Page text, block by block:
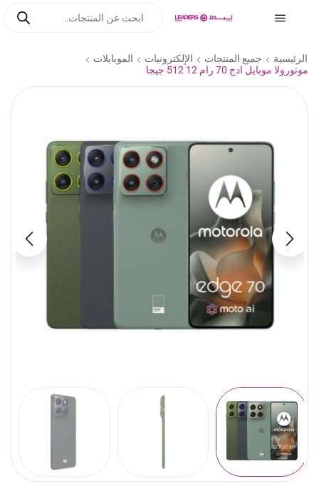
الرئيسية جميع المنتجات الإلكترونيات
الموبايلات
موتورولا موبايل ادج 70 رام 12 512 جيجا